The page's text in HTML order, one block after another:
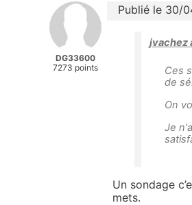
DG33600
7273 points
Publié le 30/
jvachez
Ces
de
On
Je
Un sondage
mets.